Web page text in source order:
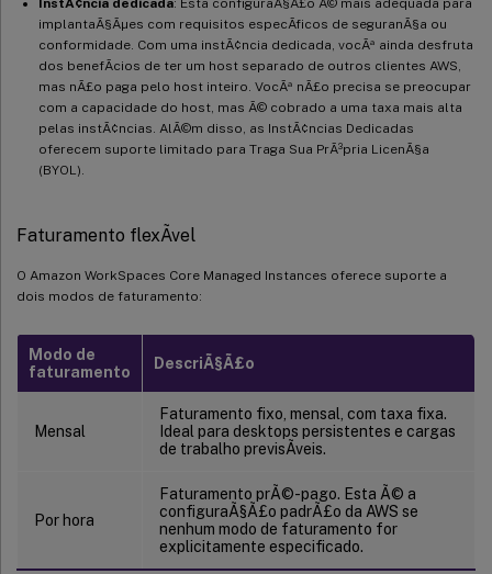
implantaÃ§Ãµes com requisitos especÃ­ficos de seguranÃ§a ou
conformidade. Com uma instÃ¢ncia dedicada, vocÃª ainda desfruta
dos benefÃ­cios de ter um host separado de outros clientes AWS,
mas nÃ£o paga pelo host inteiro. VocÃª nÃ£o precisa se preocupar
com a capacidade do host, mas Ã© cobrado a uma taxa mais alta
pelas instÃ¢ncias. AlÃ©m disso, as InstÃ¢ncias Dedicadas
oferecem suporte limitado para Traga Sua PrÃ³pria LicenÃ§a
(BYOL).
Faturamento flexÃ­vel
O Amazon WorkSpaces Core Managed Instances oferece suporte a
dois modos de faturamento:
Modo de
faturamento
DescriÃ§Ã£o
Mensal
Faturamento fixo, mensal, com taxa fixa.
Ideal para desktops persistentes e cargas
de trabalho previsÃ­veis.
Por hora
Faturamento prÃ©-pago. Esta Ã© a
configuraÃ§Ã£o padrÃ£o da AWS se
nenhum modo de faturamento for
explicitamente especificado.